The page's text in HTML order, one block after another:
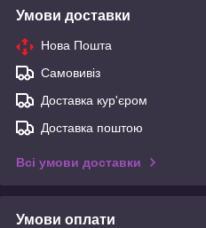
Умови доставки
Нова Пошта
Самовивіз
Доставка кур'єром
Доставка поштою
Всі умови доставки
Умови оплати